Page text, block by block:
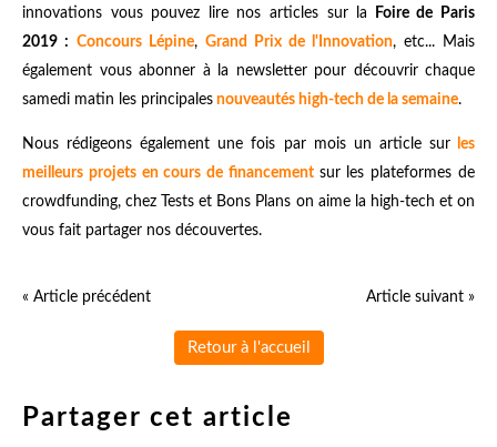
innovations vous pouvez lire nos articles sur la Foire de Paris
2019 : Concours Lépine, Grand Prix de l'Innovation, etc... Mais
également vous abonner à la newsletter pour découvrir chaque
samedi matin les principales nouveautés high-tech de la semaine.
Nous rédigeons également une fois par mois un article sur
les
meilleurs projets en cours de financement sur les plateformes de
crowdfunding, chez Tests et Bons Plans on aime la high-tech et on
vous fait partager nos découvertes.
« Article précédent Article suivant »
Retour à l'accueil
Partager cet article